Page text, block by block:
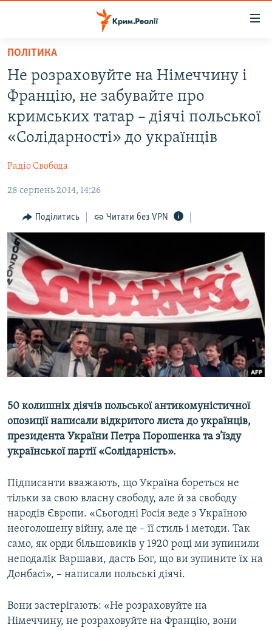
Перейти
основного
матеріалу
Перейти
до
основної
Перейти
до
ВОДА.КРИМ
ВІДЕО ТА ФОТО
ПОЛІТИКА
ПОГЛЯД
ІНТЕРВ'Ю
ВСЕ ЗА ДЕНЬ
СПЕЦПРОЕКТИ
ДЕПОРТАЦІЯ
ВІДЕОУРОКИ «ELIFBE»
СВІДЧЕННЯ ОКУПАЦІЇ
УКРАЇНСЬКА ПРОБЛЕМА КРИМУ
ІНФОГРАФІКА
ЯК ОБІЙТИ БЛОКУВАННЯ
Русский
Qırımtatar
ДОЛУЧАЙСЯ!
Усі сайти RFE/RL
ПОЛІТИКА
Не розраховуйте на Німеччину і
Францію, не забувайте про
кримських татар – діячі польської
«Солідарності» до українців
Радіо Свобода
28 серпень 2014, 14:26
Поділитись Читати без VPN
50 колишніх діячів польської антикомуністичної
опозиції написали відкритого листа до українців,
президента України Петра Порошенка та з’їзду
української партії «Солідарність».
Підписанти вважають, що Україна бореться не
тільки за свою власну свободу, але й за свободу
народів Європи. «Сьогодні Росія веде з Україною
неоголошену війну, але це – її стиль і методи. Так
само, як орди більшовиків у 1920 році ми зупинили
неподалік Варшави, дасть Бог, що ви зупините їх на
Донбасі», – написали польські діячі.
Вони застерігають: «Не розраховуйте на
Німеччину, не розраховуйте на Францію, вони